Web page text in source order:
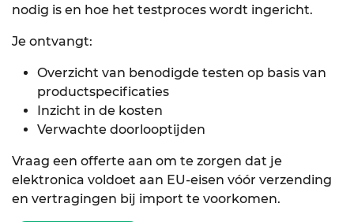
nodig is en hoe het testproces wordt ingericht.
Je ontvangt:
Overzicht van benodigde testen op basis van
productspecificaties
Inzicht in de kosten
Verwachte doorlooptijden
Vraag een offerte aan om te zorgen dat je
elektronica voldoet aan EU-eisen vóór verzending
en vertragingen bij import te voorkomen.